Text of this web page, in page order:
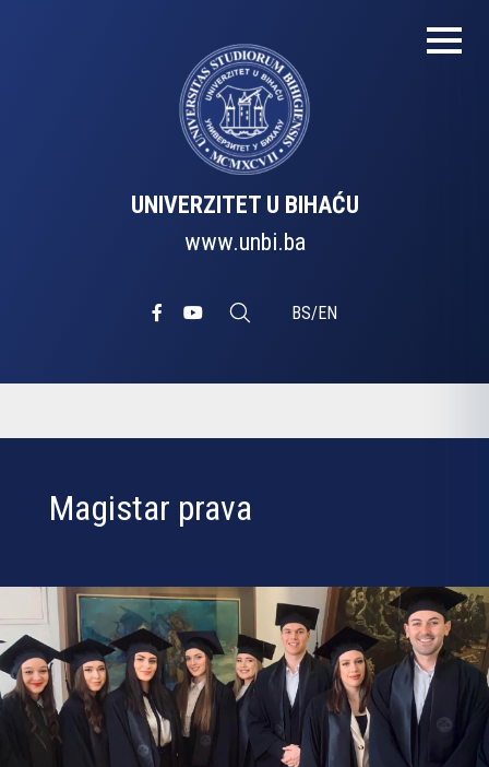
UNIVERZITET U BIHAĆU
www.unbi.ba
BS/EN
Magistar prava